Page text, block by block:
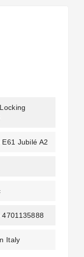
E61 Jubilé A2
4701135888
Italy